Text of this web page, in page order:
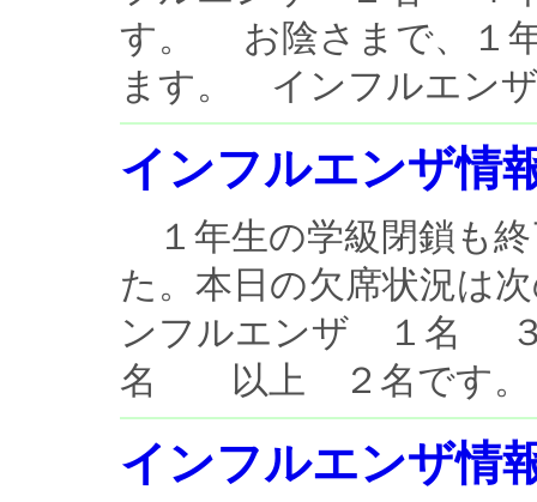
す。 お陰さまで、１
ます。 インフルエン
インフルエンザ情
１年生の学級閉鎖も
た。本日の欠席状況
ンフルエンザ １名
名 以上 ２名です。
インフルエンザ情